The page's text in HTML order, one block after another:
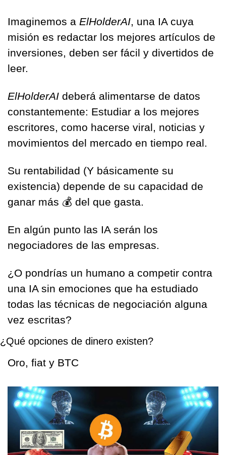
Imaginemos a ElHolderAI, una IA cuya
misión es redactar los mejores artículos de
inversiones, deben ser fácil y divertidos de
leer.
ElHolderAI deberá alimentarse de datos
constantemente: Estudiar a los mejores
escritores, como hacerse viral, noticias y
movimientos del mercado en tiempo real.
Su rentabilidad (Y básicamente su
existencia) depende de su capacidad de
ganar más 💰 del que gasta.
En algún punto las IA serán los
negociadores de las empresas.
¿O pondrías un humano a competir contra
una IA sin emociones que ha estudiado
todas las técnicas de negociación alguna
vez escritas?
¿Qué opciones de dinero existen?
Oro, fiat y BTC